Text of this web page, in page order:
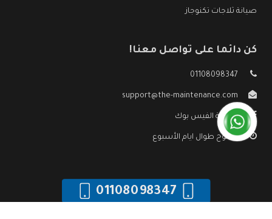
صيانة ثلاجات تكنوجاز
كن دائما على تواصل معنا!
01108098347
support@the-maintenance.com
صفحة الفيس بوك
مفتوح طوال ايام الأسبوع
01108098347